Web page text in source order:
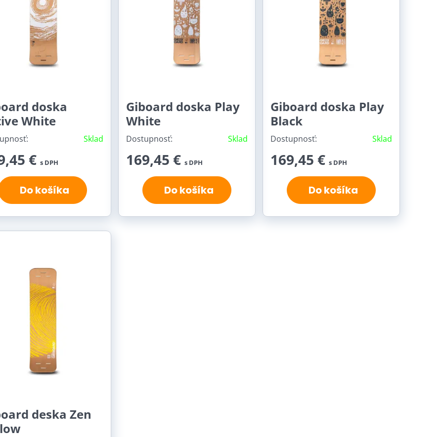
doska
White
Sklad
€ s DPH
Do košíka
Giboard doska Play
White
Dostupnosť: Sklad
169,45 € s DPH
Do košíka
Giboard doska Play
Black
Dostupnosť: Sklad
169,45 € s DPH
Do košíka
deska Zen